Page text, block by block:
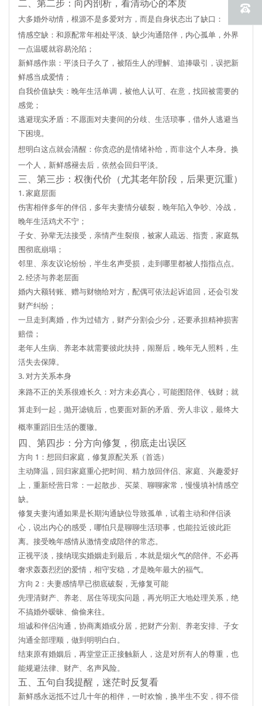
二、第二步：向内剖析，看清动心的本质
大多婚外动情，根源不是多爱对方，而是自身状态出了缺口：
情感空缺 ：和原配常年相处平淡、缺少沟通陪伴，内心孤单，外界
一点温暖就容易沦陷；
新鲜感作祟 ：平淡日子久了，被陌生人的理解、追捧吸引，误把新
鲜感当成爱情；
自我价值缺失 ：晚年生活单调，被他人认可、在意，找回被需要的
感觉；
逃避现实矛盾 ：不愿面对夫妻间的分歧、生活琐事，借外人逃避当
下困境。
想明白这点就会清醒： 你贪恋的是情绪补给，而非这个人本身。换
一个人，新鲜感褪去后，依然会回归平淡。
三、第三步：权衡代价（尤其老年阶段，后果更沉重）
1. 家庭层面
伤害相伴多年的伴侣，多年夫妻情分破裂，晚年陷入争吵、冷战，
晚年生活鸡犬不宁；
子女、孙辈无法接受，亲情产生裂痕，被家人疏远、指责，家庭氛
围彻底崩塌；
邻里、亲友议论纷纷，半生名声受损，走到哪里都被人指指点点。
2. 经济与养老层面
婚内大额转账、赠与财物给对方，配偶可依法起诉追回，还会引发
财产纠纷；
一旦走到离婚，作为过错方， 财产分割会少分，还要承担精神损害
赔偿 ；
老年人生病、养老本就需要彼此扶持，闹掰后，晚年无人照料，生
活失去保障。
3. 对方关系本身
来路不正的关系很难长久：对方未必真心，可能图陪伴、钱财；就
算走到一起，抛开滤镜后，也要面对新的矛盾、旁人非议，最终大
概率重蹈旧生活的覆辙。
四、第四步：分方向修复，彻底走出误区
方向 1：想回归家庭，修复原配关系（首选）
主动降温，回归家庭重心把时间、精力放回伴侣、家庭、兴趣爱好
上，重新经营日常：一起散步、买菜、聊聊家常，慢慢填补情感空
缺。
修复夫妻沟通如果是长期沟通缺位导致孤单，试着主动和伴侣谈
心，说出内心的感受，哪怕只是聊聊生活琐事，也能拉近彼此距
离。接受晚年感情从激情变成陪伴的常态。
正视平淡，接纳现实婚姻走到最后，本就是烟火气的陪伴。不必再
奢求轰轰烈烈的爱情，相守安稳，才是晚年最大的福气。
方向 2：夫妻感情早已彻底破裂，无修复可能
先理清财产、养老、居住等现实问题 ，再光明正大地处理关系， 绝
不搞婚外暧昧、偷偷来往。
坦诚和伴侣沟通，协商离婚或分居，把财产分割、养老安排、子女
沟通全部理顺，做到明明白白。
结束原有婚姻后，再堂堂正正接触新人，这是对所有人的尊重，也
能规避法律、财产、名声风险。
五、五句自我提醒，迷茫时反复看
新鲜感永远抵不过几十年的相伴，一时欢愉，换半生不安，得不偿